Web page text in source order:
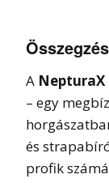
Összegzés
A
– egy
és
profik